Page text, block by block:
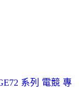
系列 電競 專